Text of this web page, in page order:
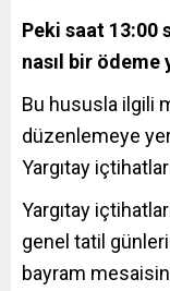
Peki saat 13:00
nasıl bir ödeme
Bu hususla ilgili
düzenlemeye
Yargıtay
Yargıtay
genel tatil
bayram